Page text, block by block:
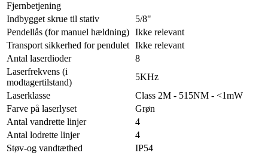
Fjernbetjening
Indbygget skrue til stativ
5/8"
Pendellås (for manuel hældning) Ikke relevant
Transport sikkerhed for pendulet Ikke relevant
Antal laserdioder
8
Laserfrekvens (i
modtagertilstand)
5KHz
Laserklasse
Class 2M - 515NM - <1mW
Farve på laserlyset
Grøn
Antal vandrette linjer
4
Antal lodrette linjer
4
Støv-og vandtæthed
IP54